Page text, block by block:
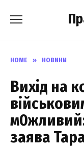
HOME » НОВИНИ
Вихід на
заява